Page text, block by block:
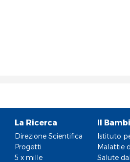
La Ricerca
Direzione Scientifica
Progetti
5 x mille
Il
Istituto
Malattie
Salute